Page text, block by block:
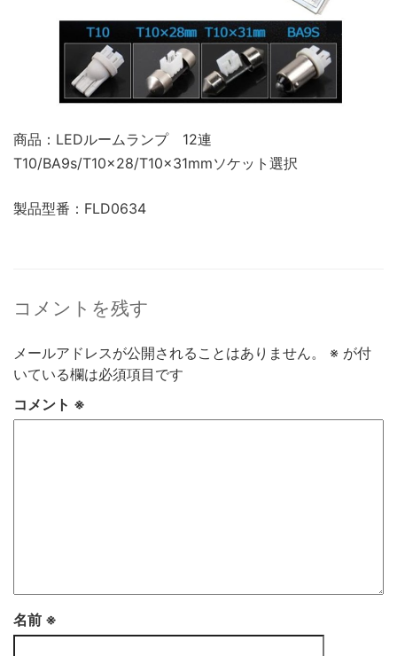
商品：LEDルームランプ 12連
T10/BA9s/T10×28/T10×31mmソケット選択
製品型番：FLD0634
コメントを残す
メールアドレスが公開されることはありません。 ※ が付
いている欄は必須項目です
コメント ※
名前 ※